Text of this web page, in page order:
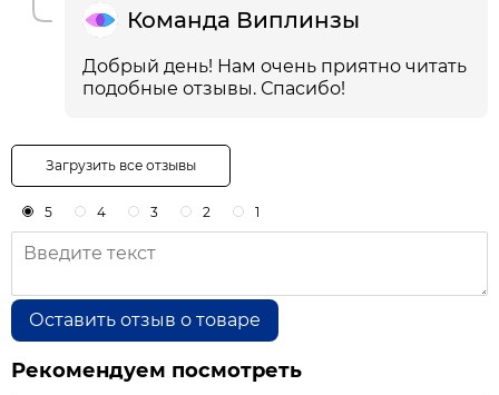
Команда Виплинзы
Добрый день! Нам очень приятно читать
подобные отзывы. Спасибо!
Загрузить все отзывы
5 4 3 2 1
Оставить отзыв о товаре
Рекомендуем посмотреть